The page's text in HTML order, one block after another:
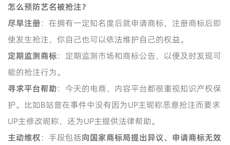
怎么预防艺名被抢注？
尽早注册：在拥有一定知名度后就申请商标，注册商标后即
使发生抢注，你自己也可以依法维护自己的权益。
定期监测商标：定期监测市场和商标公告，以便及时发现可
能的抢注行为。
寻求平台帮助：今天的电商、内容平台都很重视知识产权保
护。比如B站曾在事件中没有因为UP主昵称恶意抢注而要求
UP主修改昵称，还为UP主提供法律帮助。
主动维权：手段包括向国家商标局提出异议、申请商标无效